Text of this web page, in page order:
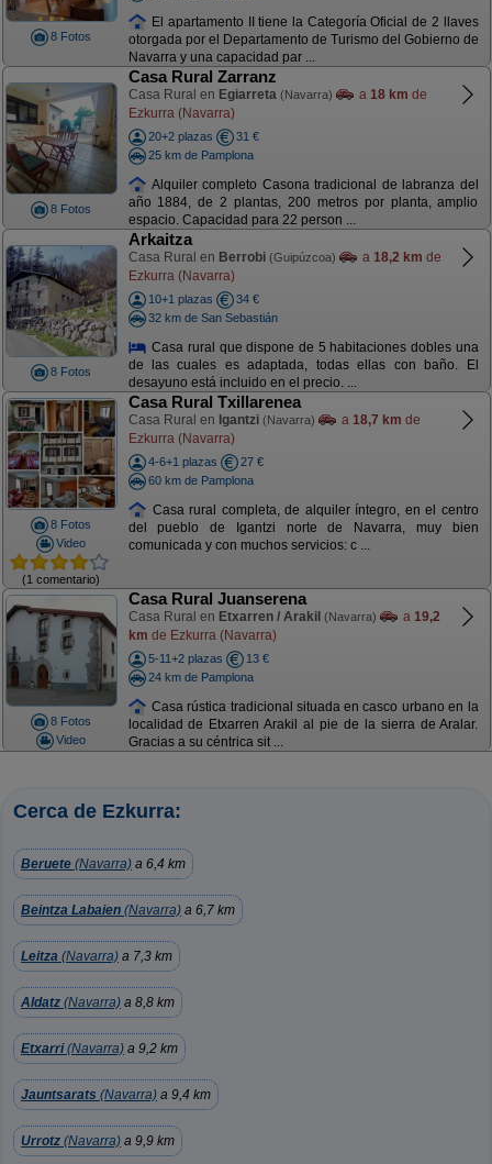
8 Fotos
El apartamento II tiene la Categoría Oficial de 2 llaves
otorgada por el Departamento de Turismo del Gobierno de
Navarra y una capacidad par ...
8 Fotos
Casa Rural Zarranz
Casa Rural en Egiarreta (Navarra) a 18 km de
Ezkurra (Navarra)
20+2 plazas
31 €
25 km de Pamplona
Alquiler completo Casona tradicional de labranza del
año 1884, de 2 plantas, 200 metros por planta, amplio
espacio. Capacidad para 22 person ...
8 Fotos
Arkaitza
Casa Rural en Berrobi (Guipúzcoa) a 18,2 km de
Ezkurra (Navarra)
10+1 plazas
34 €
32 km de San Sebastián
Casa rural que dispone de 5 habitaciones dobles una
de las cuales es adaptada, todas ellas con baño. El
desayuno está incluido en el precio. ...
8 Fotos
Video
(1 comentario)
Casa Rural Txillarenea
Casa Rural en Igantzi (Navarra) a 18,7 km de
Ezkurra (Navarra)
4-6+1 plazas
27 €
60 km de Pamplona
Casa rural completa, de alquiler íntegro, en el centro
del pueblo de Igantzi norte de Navarra, muy bien
comunicada y con muchos servicios: c ...
8 Fotos
Video
Casa Rural Juanserena
Casa Rural en Etxarren / Arakil (Navarra) a 19,2
km de Ezkurra (Navarra)
5-11+2 plazas
13 €
24 km de Pamplona
Casa rústica tradicional situada en casco urbano en la
localidad de Etxarren Arakil al pie de la sierra de Aralar.
Gracias a su céntrica sit ...
Cerca de Ezkurra:
Beruete (Navarra) a 6,4 km
Beintza Labaien (Navarra) a 6,7 km
Leitza (Navarra) a 7,3 km
Aldatz (Navarra) a 8,8 km
Etxarri(Navarra) a 9,2 km
Jauntsarats (Navarra) a 9,4 km
Urrotz (Navarra) a 9,9 km